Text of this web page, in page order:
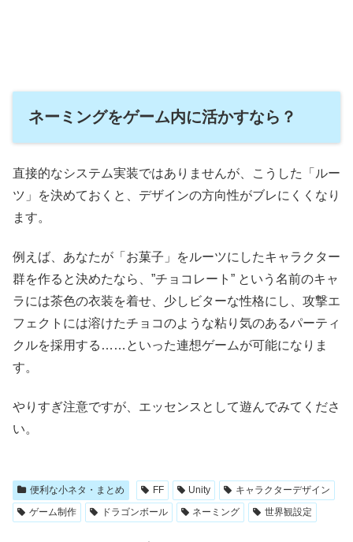
ネーミングをゲーム内に活かすなら？
直接的なシステム実装ではありませんが、こうした「ルー
ツ」を決めておくと、デザインの方向性がブレにくくなり
ます。
例えば、あなたが「お菓子」をルーツにしたキャラクター
群を作ると決めたなら、”チョコレート” という名前のキャ
ラには茶色の衣装を着せ、少しビターな性格にし、攻撃エ
フェクトには溶けたチョコのような粘り気のあるパーティ
クルを採用する……といった連想ゲームが可能になりま
す。
やりすぎ注意ですが、エッセンスとして遊んでみてくださ
い。
便利な小ネタ・まとめ FF Unity
キャラクターデザイン
ゲーム制作
ドラゴンボール ネーミング 世界観設定